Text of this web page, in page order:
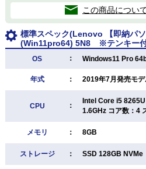
この商品につい
標準スペック(Lenovo 【即納パ
(Win11pro64) 5N8 ※テンキー
OS ： Windows11 Pro
年式 ： 2019年7月発売モデ
CPU ：
Intel Core i5 8265U
1.6GHz コア数：4
メモリ ： 8GB
ストレージ ： SSD 128GB NVMe